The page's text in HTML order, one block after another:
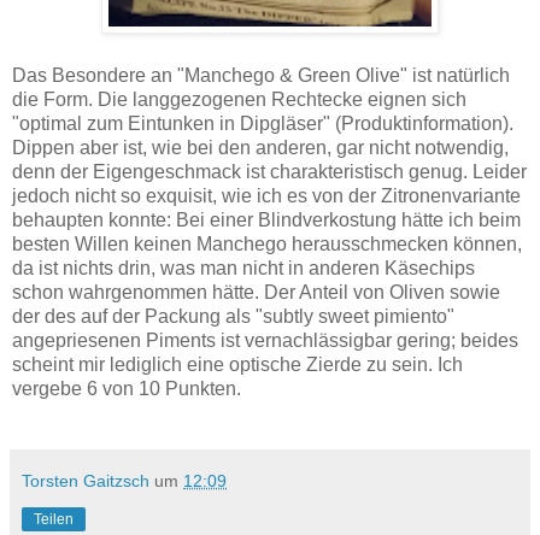
Das Besondere an "Manchego & Green Olive" ist natürlich
die Form. Die langgezogenen Rechtecke eignen sich
"optimal zum Eintunken in Dipgläser" (Produktinformation).
Dippen aber ist, wie bei den anderen, gar nicht notwendig,
denn der Eigengeschmack ist charakteristisch genug. Leider
jedoch nicht so exquisit, wie ich es von der Zitronenvariante
behaupten konnte: Bei einer Blindverkostung hätte ich beim
besten Willen keinen Manchego herausschmecken können,
da ist nichts drin, was man nicht in anderen Käsechips
schon wahrgenommen hätte. Der Anteil von Oliven sowie
der des auf der Packung als "subtly sweet pimiento"
angepriesenen Piments ist vernachlässigbar gering; beides
scheint mir lediglich eine optische Zierde zu sein. Ich
vergebe 6 von 10 Punkten.
Torsten Gaitzsch um 12:09
Teilen